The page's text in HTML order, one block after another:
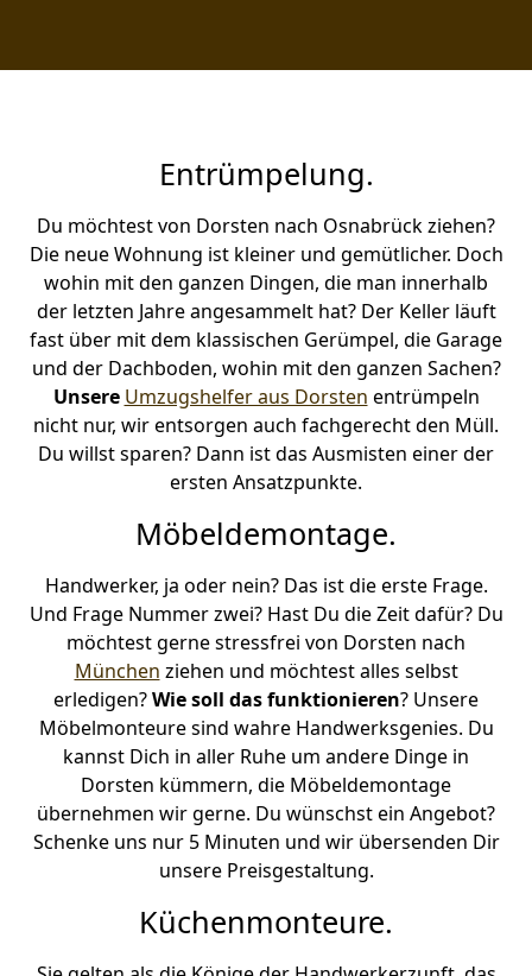
Entrümpelung.
Du möchtest von Dorsten nach Osnabrück ziehen?
Die neue Wohnung ist kleiner und gemütlicher. Doch
wohin mit den ganzen Dingen, die man innerhalb
der letzten Jahre angesammelt hat? Der Keller läuft
fast über mit dem klassischen Gerümpel, die Garage
und der Dachboden, wohin mit den ganzen Sachen?
Unsere Umzugshelfer aus Dorsten entrümpeln
nicht nur, wir entsorgen auch fachgerecht den Müll.
Du willst sparen? Dann ist das Ausmisten einer der
ersten Ansatzpunkte.
Möbeldemontage.
Handwerker, ja oder nein? Das ist die erste Frage.
Und Frage Nummer zwei? Hast Du die Zeit dafür? Du
möchtest gerne stressfrei von Dorsten nach
München ziehen und möchtest alles selbst
erledigen?Wie soll das funktionieren? Unsere
Möbelmonteure sind wahre Handwerksgenies. Du
kannst Dich in aller Ruhe um andere Dinge in
Dorsten kümmern, die Möbeldemontage
übernehmen wir gerne. Du wünschst ein Angebot?
Schenke uns nur 5 Minuten und wir übersenden Dir
unsere Preisgestaltung.
Küchenmonteure.